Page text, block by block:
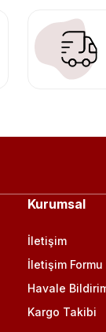
Kurumsal
İletişim
İletişim Formu
Havale
Kargo Takibi